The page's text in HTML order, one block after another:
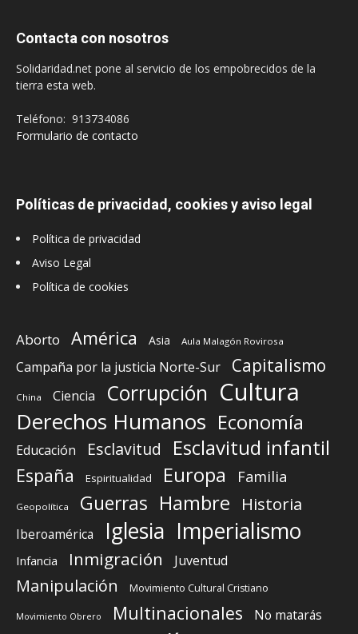
Contacta con nosotros
Solidaridad.net pone al servicio de los empobrecidos de la
tierra esta web.
Teléfono: 913734086
Formulario de contacto
Políticas de privacidad, cookies y aviso legal
Política de privacidad
Aviso Legal
Política de cookies
Aborto América Asia Aula Malagón Rovirosa
Campaña por la justicia Norte-Sur Capitalismo
China Ciencia Corrupción Cultura
Derechos Humanos Economía
Educación Esclavitud Esclavitud infantil
España Espiritualidad Europa Familia
Geopolítica Guerras Hambre Historia
Iberoamérica Iglesia Imperialismo
Infancia Inmigración Juventud
Manipulación Movimiento Cultural Cristiano
Movimiento Obrero Multinacionales No matarás